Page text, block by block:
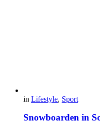
in Lifestyle, Sport
Snowboarden in